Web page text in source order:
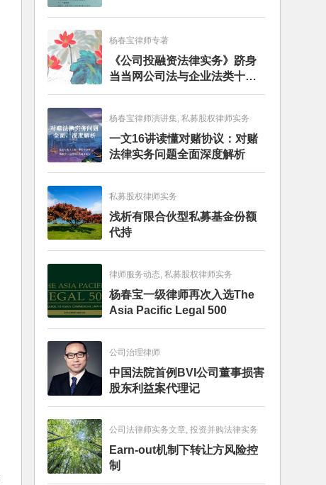
杨春宝律师专著
《公司投融资法律实务》跻身
当当网公司法与企业法类十大
畅销图书榜
杨春宝律师演讲集, 私募股权律师实务
一文16讲读懂对赌协议：对赌
法律实务问题全面深度解析
私募股权律师实务
浅析有限合伙型私募基金份额
代持
律师服务动态, 私募股权律师实务
杨春宝一级律师再次入选The
Asia Pacific Legal 500
公司治理律师
中国法院首例BVI公司董事损害
股东利益案代理记
公司法律师实务文章, 投资并购法律实务
Earn-out机制下转让方风险控
制